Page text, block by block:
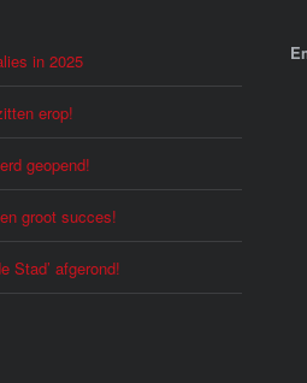
in 2025
erop!
geopend!
groot succes!
Stad’ afgerond!